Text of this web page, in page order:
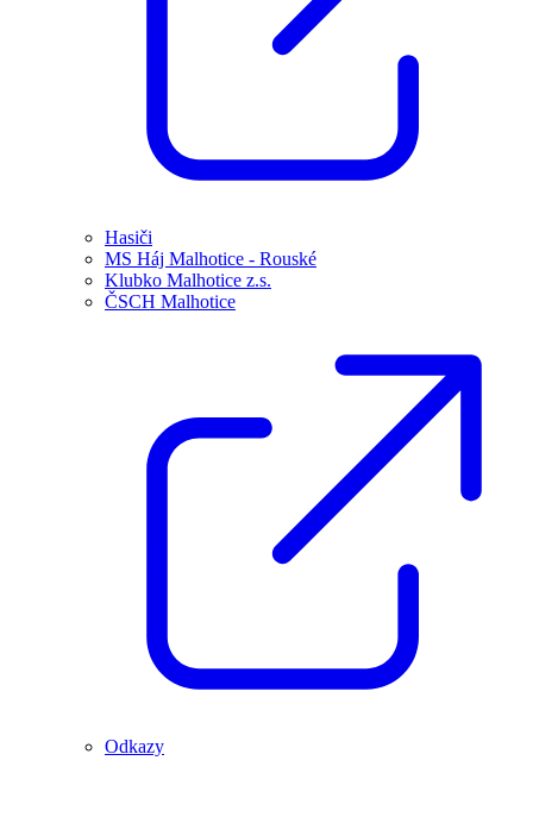
Hasiči
MS Háj Malhotice - Rouské
Klubko Malhotice z.s.
ČSCH Malhotice
Odkazy